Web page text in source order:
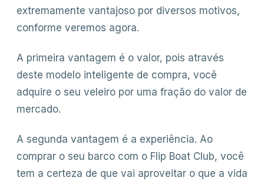
extremamente vantajoso por diversos motivos,
conforme veremos agora.
A primeira vantagem é o valor, pois através
deste modelo inteligente de compra, você
adquire o seu veleiro por uma fração do valor de
mercado.
A segunda vantagem é a experiência. Ao
comprar o seu barco com o Flip Boat Club, você
tem a certeza de que vai aproveitar o que a vida